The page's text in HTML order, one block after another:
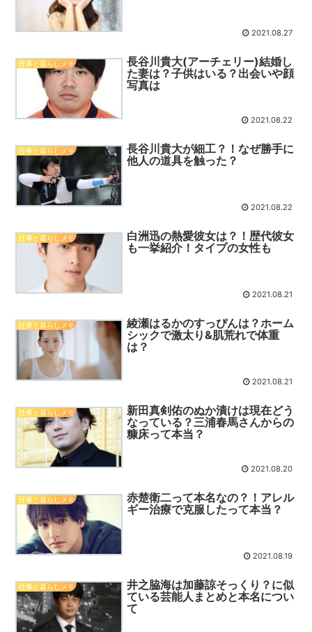
2021.08.27
仕事と暮らしメモ
長谷川貴大(アーチェリー)結婚し
た妻は？子供はいる？出会いや顔
写真は
2021.08.22
仕事と暮らしメモ
長谷川貴大が細工？！なぜ勝手に
他人の道具を触った？
2021.08.22
仕事と暮らしメモ
白洲迅の熱愛彼女は？！歴代彼女
も一挙紹介！タイプの女性も
2021.08.21
仕事と暮らしメモ
綾瀬はるかのすっぴんは？ホーム
シックで激太り&肌荒れで体重
は？
2021.08.21
仕事と暮らしメモ
新田真剣佑のぬか漬けは現在どう
なっている？三浦春馬さんからの
糠床って本当？
2021.08.20
仕事と暮らしメモ
赤楚衛二って本名なの？！アレル
ギー治療で克服したって本当？
2021.08.19
仕事と暮らしメモ
井之脇海は加藤諒そっくり？に似
ている芸能人まとめと本名につい
て